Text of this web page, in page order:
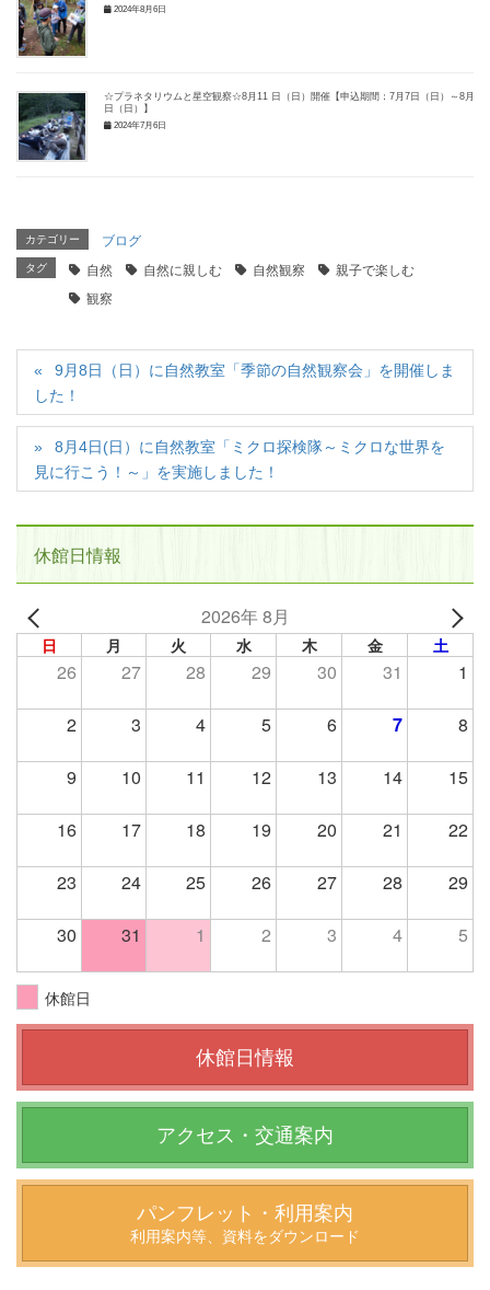
2024年8月6日
☆プラネタリウムと星空観察☆8月11 日（日）開催【申込期間：7月7日（日）～8月4
日（日）】
2024年7月6日
カテゴリー ブログ
タグ 自然 自然に親しむ 自然観察
親子で楽しむ
観察
9月8日（日）に自然教室「季節の自然観察会」を開催しま
した！
8月4日(日）に自然教室「ミクロ探検隊～ミクロな世界を
見に行こう！～」を実施しました！
休館日情報
2026年 8月
日 月 火 水 木 金 土
26 27 28 29 30 31 1
2 3 4 5 6 7 8
9 10 11 12 13 14 15
16 17 18 19 20 21 22
23 24 25 26 27 28 29
30 31 1 2 3 4 5
休館日
休館日情報
アクセス・交通案内
パンフレット・利用案内
利用案内等、資料をダウンロード